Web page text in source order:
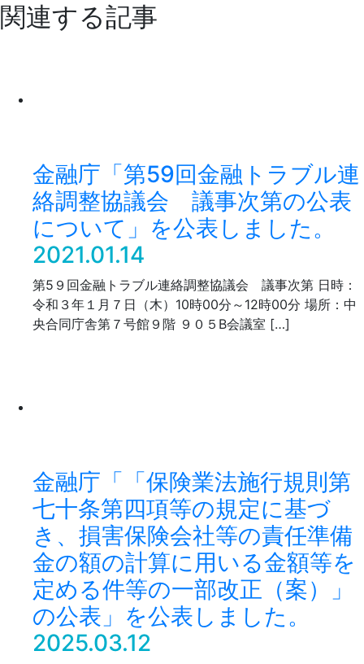
関連する記事
金融庁「第59回金融トラブル連
絡調整協議会 議事次第の公表
について」を公表しました。
2021.01.14
第5９回金融トラブル連絡調整協議会 議事次第 日時：
令和３年１月７日（木）10時00分～12時00分 場所：中
央合同庁舎第７号館９階 ９０５B会議室 […]
金融庁「「保険業法施行規則第
七十条第四項等の規定に基づ
き、損害保険会社等の責任準備
金の額の計算に用いる金額等を
定める件等の一部改正（案）」
の公表」を公表しました。
2025.03.12